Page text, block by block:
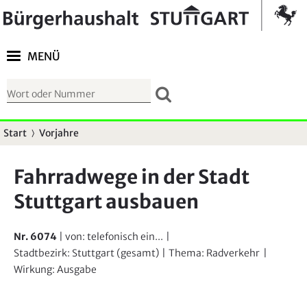
Springe zur Navigation
Kontrast umschalten
MENÜ
S
u
c
f
o
r
u
l
S
Start Vorjahre
Fahrradwege in der Stadt
Stuttgart ausbauen
Nr. 6074 | von: telefonisch ein...
Stadtbezirk: Stuttgart (gesamt) Thema: Radverkehr
Wirkung: Ausgabe